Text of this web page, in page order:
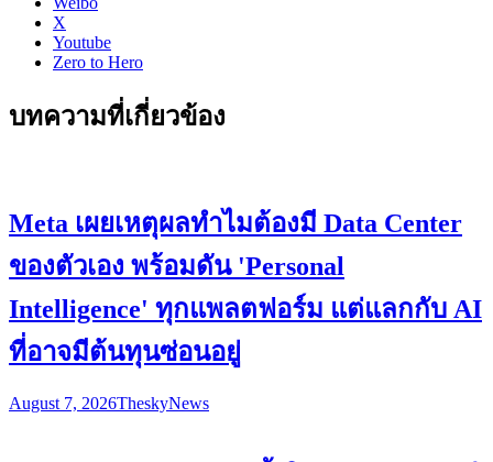
X
Youtube
Zero to Hero
บทความที่เกี่ยวข้อง
Meta เผยเหตุผลทำไมต้องมี Data Center
ของตัวเอง พร้อมดัน 'Personal
Intelligence' ทุกแพลตฟอร์ม แต่แลกกับ AI
ที่อาจมีต้นทุนซ่อนอยู่
August 7, 2026TheskyNews